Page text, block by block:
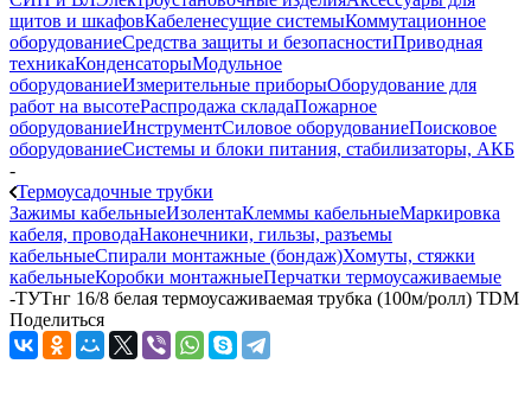
щитов и шкафовКабеленесущие системыКоммутационное
оборудованиеСредства защиты и безопасностиПриводная
техникаКонденсаторыМодульное
оборудованиеИзмерительные приборыОборудование для
работ на высотеРаспродажа складаПожарное
оборудованиеИнструментСиловое оборудованиеПоисковое
оборудованиеСистемы и блоки питания, стабилизаторы, АКБ
-
Термоусадочные трубки
Зажимы кабельныеИзолентаКлеммы кабельныеМаркировка
кабеля, проводаНаконечники, гильзы, разъемы
кабельныеСпирали монтажные (бондаж)Хомуты, стяжки
кабельныеКоробки монтажныеПерчатки термоусаживаемые
-ТУТнг 16/8 белая термоусаживаемая трубка (100м/ролл) TDM
Поделиться